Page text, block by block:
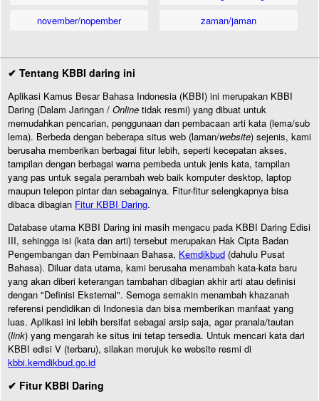
november/nopember
zaman/jaman
✔ Tentang KBBI daring ini
Aplikasi Kamus Besar Bahasa Indonesia (KBBI) ini merupakan KBBI
Daring (Dalam Jaringan / Online tidak resmi) yang dibuat untuk
memudahkan pencarian, penggunaan dan pembacaan arti kata (lema/sub
lema). Berbeda dengan beberapa situs web (laman/website) sejenis, kami
berusaha memberikan berbagai fitur lebih, seperti kecepatan akses,
tampilan dengan berbagai warna pembeda untuk jenis kata, tampilan
yang pas untuk segala perambah web baik komputer desktop, laptop
maupun telepon pintar dan sebagainya. Fitur-fitur selengkapnya bisa
dibaca dibagian Fitur KBBI Daring.
Database utama KBBI Daring ini masih mengacu pada KBBI Daring Edisi
III, sehingga isi (kata dan arti) tersebut merupakan Hak Cipta Badan
Pengembangan dan Pembinaan Bahasa, Kemdikbud (dahulu Pusat
Bahasa). Diluar data utama, kami berusaha menambah kata-kata baru
yang akan diberi keterangan tambahan dibagian akhir arti atau definisi
dengan "Definisi Eksternal". Semoga semakin menambah khazanah
referensi pendidikan di Indonesia dan bisa memberikan manfaat yang
luas. Aplikasi ini lebih bersifat sebagai arsip saja, agar pranala/tautan
(link) yang mengarah ke situs ini tetap tersedia. Untuk mencari kata dari
KBBI edisi V (terbaru), silakan merujuk ke website resmi di
kbbi.kemdikbud.go.id
✔ Fitur KBBI Daring